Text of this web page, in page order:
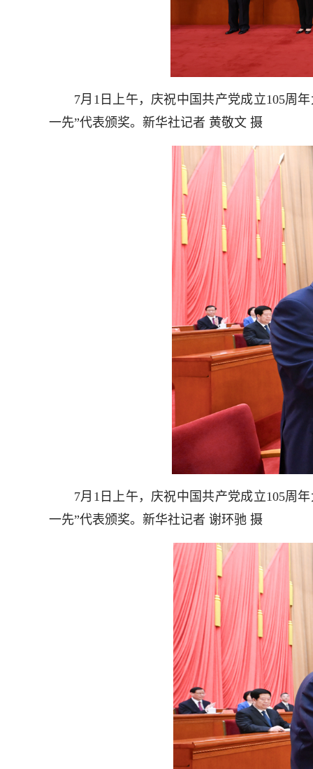
7月1日上午，庆祝中国共产党成立105周年
一先”代表颁奖。新华社记者 黄敬文 摄
7月1日上午，庆祝中国共产党成立105周年
一先”代表颁奖。新华社记者 谢环驰 摄